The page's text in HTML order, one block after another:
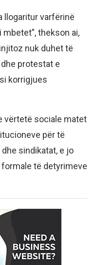
llogaritur varfërinë
thekson ai,
nuk duhet të
protestat e
korrigjues
vërtetë sociale matet
për të
sindikatat, e jo
të detyrimeve